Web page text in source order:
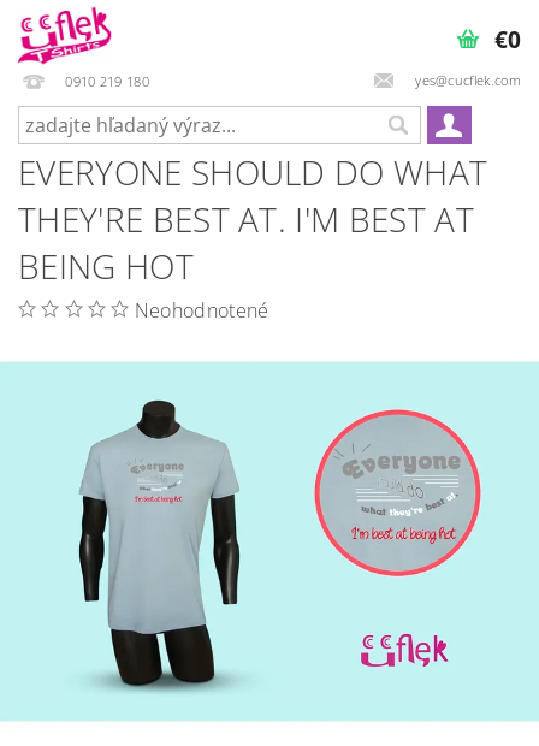
0910 219 180 yes@cucflek.com
€0
EVERYONE SHOULD DO WHAT
THEY'RE BEST AT. I'M BEST AT
BEING HOT
Neohodnotené